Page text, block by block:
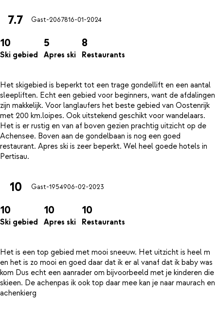
7.7 Gast-2067816-01-2024
10
Ski gebied
5
Apres ski
8
Restaurants
Het skigebied is beperkt tot een trage gondellift en een aantal
sleepliften. Echt een gebied voor beginners, want de afdalingen
zijn makkelijk. Voor langlaufers het beste gebied van Oostenrijk
met 200 km.loipes. Ook uitstekend geschikt voor wandelaars.
Het is er rustig en van af boven gezien prachtig uitzicht op de
Achensee. Boven aan de gondelbaan is nog een goed
restaurant. Apres ski is zeer beperkt. Wel heel goede hotels in
10 Gast-1954906-02-2023
10
Ski gebied
10
Apres ski
10
Restaurants
Het is een top gebied met mooi sneeuw. Het uitzicht is heel m
en het is zo mooi en goed daar dat ik er al vanaf dat ik baby was
kom Dus echt een aanrader om bijvoorbeeld met je kinderen die
skieen. De achenpas ik ook top daar mee kan je naar maurach en